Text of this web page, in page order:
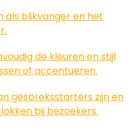
als blikvanger en het
de kleuren en stijl
of accentueren.
gespreksstarters zijn en
bij bezoekers.